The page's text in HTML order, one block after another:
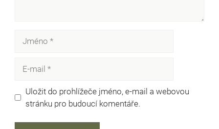
mail
Uložit do prohlížeče jméno, e-mail a webovou
stránku pro budoucí komentáře.